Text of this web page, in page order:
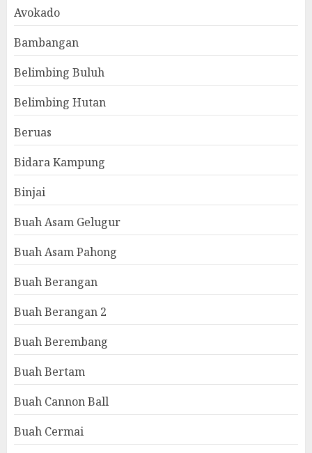
Avokado
Bambangan
Belimbing Buluh
Belimbing Hutan
Beruas
Bidara Kampung
Binjai
Buah Asam Gelugur
Buah Asam Pahong
Buah Berangan
Buah Berangan 2
Buah Berembang
Buah Bertam
Buah Cannon Ball
Buah Cermai